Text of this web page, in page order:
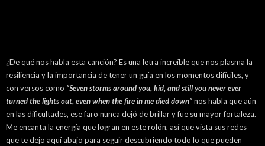
¿De qué nos habla esta canción? Es una letra increíble que nos plasma la
resiliencia y la importancia de tener un guía en los momentos difíciles, y
con versos como “Seven storms around you, kid, and still you never ever
turned the lights out, even when the fire in me died down”nos habla que aún
en las dificultades, ese faro nunca dejó de brillar y fue su mayor fortaleza.
Me encanta la energía que logran en este rolón, así que vista sus redes
que te dejo aquí abajo para seguir descubriendo todo lo que pueden